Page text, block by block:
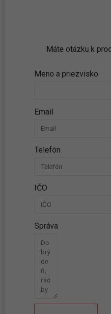
Máte otázku k
Meno a priezvisko
Email
Telefón
IČO
Správa